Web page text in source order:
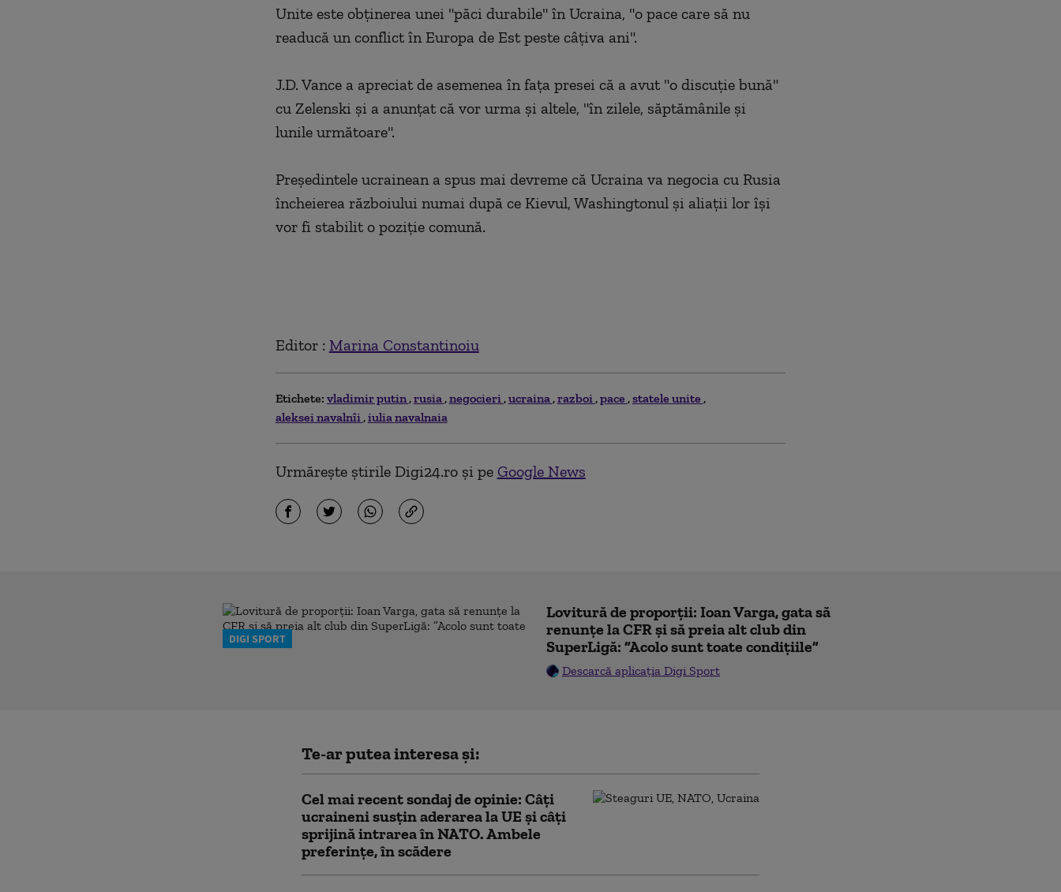
Unite este obţinerea unei "păci durabile" în Ucraina, "o pace care să nu
readucă un conflict în Europa de Est peste câţiva ani".
J.D. Vance a apreciat de asemenea în faţa presei că a avut "o discuţie bună"
cu Zelenski şi a anunţat că vor urma şi altele, "în zilele, săptămânile şi
lunile următoare".
Preşedintele ucrainean a spus mai devreme că Ucraina va negocia cu Rusia
încheierea războiului numai după ce Kievul, Washingtonul şi aliaţii lor îşi
vor fi stabilit o poziţie comună.
Editor : Marina Constantinoiu
Etichete: vladimir putin rusia negocieri ucraina razboi pace statele unite
aleksei navalnîi iulia navalnaia
Urmărește știrile Digi24.ro și pe Google News
DIGI SPORT
Lovitură de proporții: Ioan Varga, gata să
renunțe la CFR și să preia alt club din
SuperLigă: ”Acolo sunt toate condițiile”
Descarcă aplicația Digi Sport
Te-ar putea interesa și:
Cel mai recent sondaj de opinie: Câți
ucraineni susțin aderarea la UE și câți
sprijină intrarea în NATO. Ambele
preferințe, în scădere